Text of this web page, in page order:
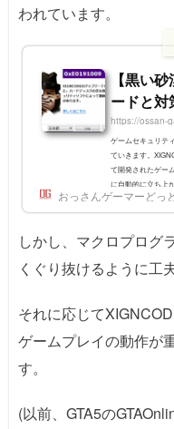
われています。
【黒い
ードと対
ゲームセキュリテ
ていきます。
て開発されたゲー
に自動的に立ち上
indows上で動作し
が適切でないプロ
の無いプログラム
おっさんゲーマーどっ
しかし、マクロプログ
くぐり抜けるように工
それに応じて
ゲームプレイの動作が
す。
(以前、GTA5の